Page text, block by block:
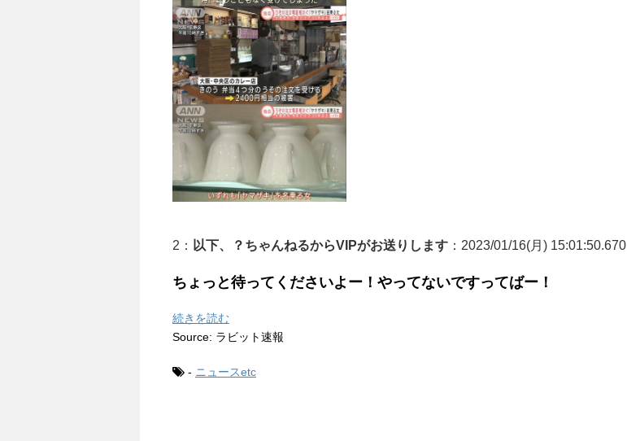
2： 以下、？ちゃんねるからVIPがお送りします ：2023/01/16(月) 15:01:50.670
ちょっと待ってくださいよー！やってないですってばー！
続きを読む
Source: ラビット速報
- ニュースetc